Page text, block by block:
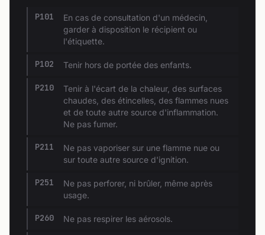
P101
En cas de consultation d'un médecin,
garder à disposition le récipient ou
l'étiquette.
P102 Tenir hors de portée des enfants.
P210
Tenir à l'écart de la chaleur, des surfaces
chaudes, des étincelles, des flammes nues
et de toute autre source d'inflammation.
Ne pas fumer.
P211
Ne pas vaporiser sur une flamme nue ou
sur toute autre source d'ignition.
P251
Ne pas perforer, ni brûler, même après
usage.
P260 Ne pas respirer les aérosols.